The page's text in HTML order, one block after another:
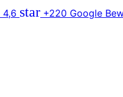
4,6 star +220 Google